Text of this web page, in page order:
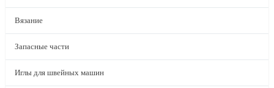
Вязание
Запасные части
Иглы для швейных машин